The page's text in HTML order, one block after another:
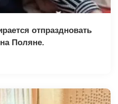
отпраздновать
Поляне.